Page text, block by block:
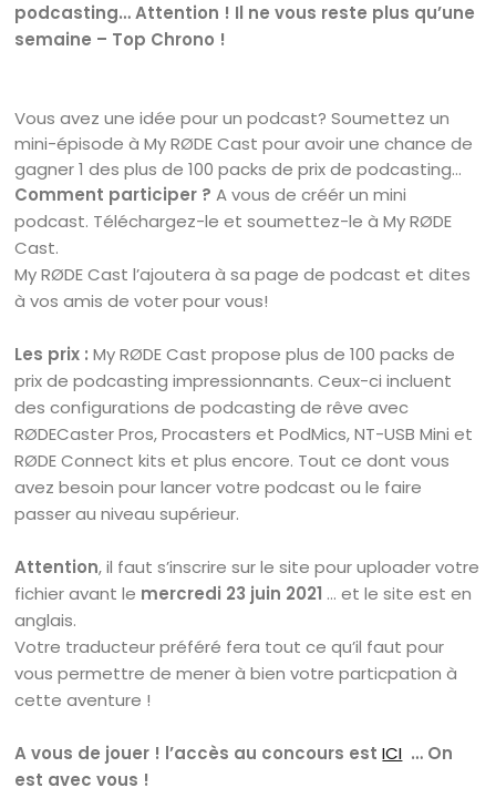
podcasting… Attention ! Il ne vous reste plus qu’une
semaine – Top Chrono !
Vous avez une idée pour un podcast? Soumettez un
mini-épisode à My RØDE Cast pour avoir une chance de
gagner 1 des plus de 100 packs de prix de podcasting…
Comment participer ? A vous de créér un mini
podcast. Téléchargez-le et soumettez-le à My RØDE
Cast.
My RØDE Cast l’ajoutera à sa page de podcast et dites
à vos amis de voter pour vous!
Les prix : My RØDE Cast propose plus de 100 packs de
prix de podcasting impressionnants. Ceux-ci incluent
des configurations de podcasting de rêve avec
RØDECaster Pros, Procasters et PodMics, NT-USB Mini et
RØDE Connect kits et plus encore. Tout ce dont vous
avez besoin pour lancer votre podcast ou le faire
passer au niveau supérieur.
Attention, il faut s’inscrire sur le site pour uploader votre
fichier avant le mercredi 23 juin 2021 … et le site est en
anglais.
Votre traducteur préféré fera tout ce qu’il faut pour
vous permettre de mener à bien votre particpation à
cette aventure !
A vous de jouer ! l’accès au concours estICI … On
est avec vous !